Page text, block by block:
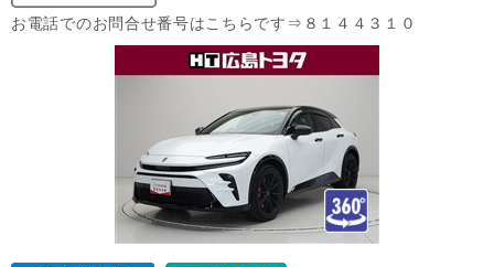
お電話でのお問合せ番号はこちらです⇒８１４４３１０